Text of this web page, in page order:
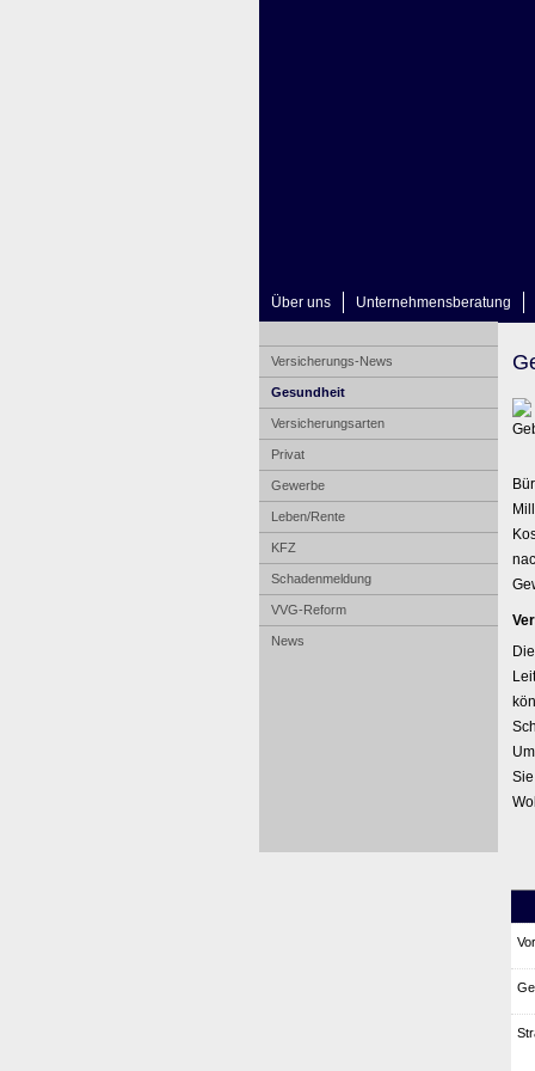
Über uns Unternehmensberatung
Versicherungs-News
Gesundheit
Versicherungsarten
Privat
Gewerbe
Leben/Rente
KFZ
Schadenmeldung
VVG-Reform
News